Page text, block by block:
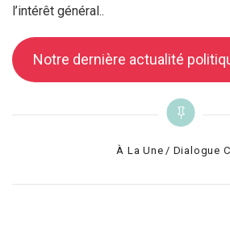
l’intérêt général..
Notre dernière actualité
Categories
À La Une Dialogue